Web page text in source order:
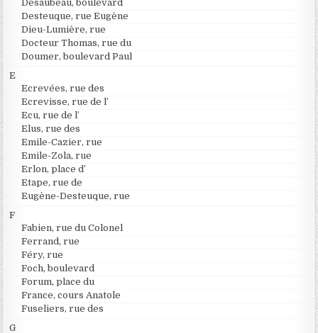
Desaubeau, boulevard
Desteuque, rue Eugène
Dieu-Lumière, rue
Docteur Thomas, rue du
Doumer, boulevard Paul
E
Ecrevées, rue des
Ecrevisse, rue de l’
Ecu, rue de l’
Elus, rue des
Emile-Cazier, rue
Emile-Zola, rue
Erlon, place d’
Etape, rue de
Eugène-Desteuque, rue
F
Fabien, rue du Colonel
Ferrand, rue
Féry, rue
Foch, boulevard
Forum, place du
France, cours Anatole
Fuseliers, rue des
G